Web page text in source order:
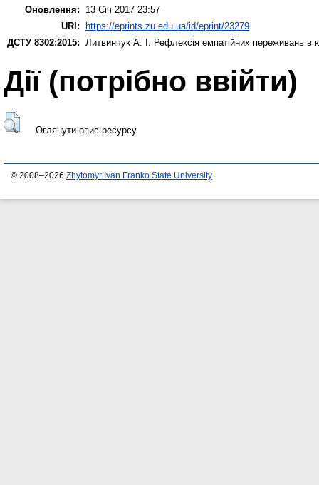
Оновлення:
13 Січ 2017 23:57
URI: https://eprints.zu.edu.ua/id/eprint/23279
ДСТУ 8302:2015:
Литвинчук А. І. Рефлексія емпатійних переживань в
Дії ​​(потрібно ввійти)
Оглянути опис ресурсу
© 2008–2026 Zhytomyr Ivan Franko State University